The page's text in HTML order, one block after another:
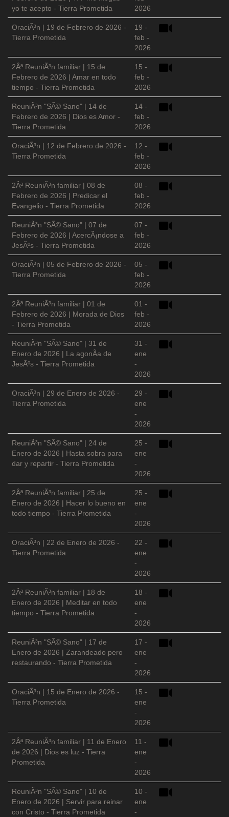
yo te acepto - Tierra Prometida
2026
OraciÃ³n | 19 de Febrero de 2026 -
Tierra Prometida
19 -
feb -
2026
2Âª ReuniÃ³n familiar | 15 de
Febrero de 2026 | Amar en todo
tiempo - Tierra Prometida
15 -
feb -
2026
ReuniÃ³n "SÃ© Sano" | 14 de
Febrero de 2026 | Dios es Amor -
Tierra Prometida
14 -
feb -
2026
OraciÃ³n | 12 de Febrero de 2026 -
Tierra Prometida
12 -
feb -
2026
2Âª ReuniÃ³n familiar | 08 de
Febrero de 2026 | Predicar el
Evangelio - Tierra Prometida
08 -
feb -
2026
ReuniÃ³n "SÃ© Sano" | 07 de
Febrero de 2026 | AcercÃ¡ndose a
JesÃºs - Tierra Prometida
07 -
feb -
2026
OraciÃ³n | 05 de Febrero de 2026 -
Tierra Prometida
05 -
feb -
2026
2Âª ReuniÃ³n familiar | 01 de
Febrero de 2026 | Morada de Dios
- Tierra Prometida
01 -
feb -
2026
ReuniÃ³n "SÃ© Sano" | 31 de
Enero de 2026 | La agonÃ­a de
JesÃºs - Tierra Prometida
31 -
ene
-
2026
OraciÃ³n | 29 de Enero de 2026 -
Tierra Prometida
29 -
ene
-
2026
ReuniÃ³n "SÃ© Sano" | 24 de
Enero de 2026 | Hasta sobra para
dar y repartir - Tierra Prometida
25 -
ene
-
2026
2Âª ReuniÃ³n familiar | 25 de
Enero de 2026 | Hacer lo bueno en
todo tiempo - Tierra Prometida
25 -
ene
-
2026
OraciÃ³n | 22 de Enero de 2026 -
Tierra Prometida
22 -
ene
-
2026
2Âª ReuniÃ³n familiar | 18 de
Enero de 2026 | Meditar en todo
tiempo - Tierra Prometida
18 -
ene
-
2026
ReuniÃ³n "SÃ© Sano" | 17 de
Enero de 2026 | Zarandeado pero
restaurando - Tierra Prometida
17 -
ene
-
2026
OraciÃ³n | 15 de Enero de 2026 -
Tierra Prometida
15 -
ene
-
2026
2Âª ReuniÃ³n familiar | 11 de Enero
de 2026 | Dios es luz - Tierra
Prometida
11 -
ene
-
2026
ReuniÃ³n "SÃ© Sano" | 10 de
Enero de 2026 | Servir para reinar
con Cristo - Tierra Prometida
10 -
ene
-